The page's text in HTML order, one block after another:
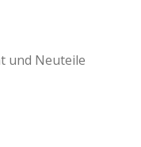
und Neuteile